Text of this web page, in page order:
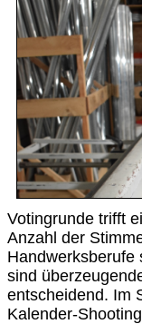
Votingrunde trifft
Anzahl der
Handwerksberufe
sind
entscheidend. Im
Kalender-